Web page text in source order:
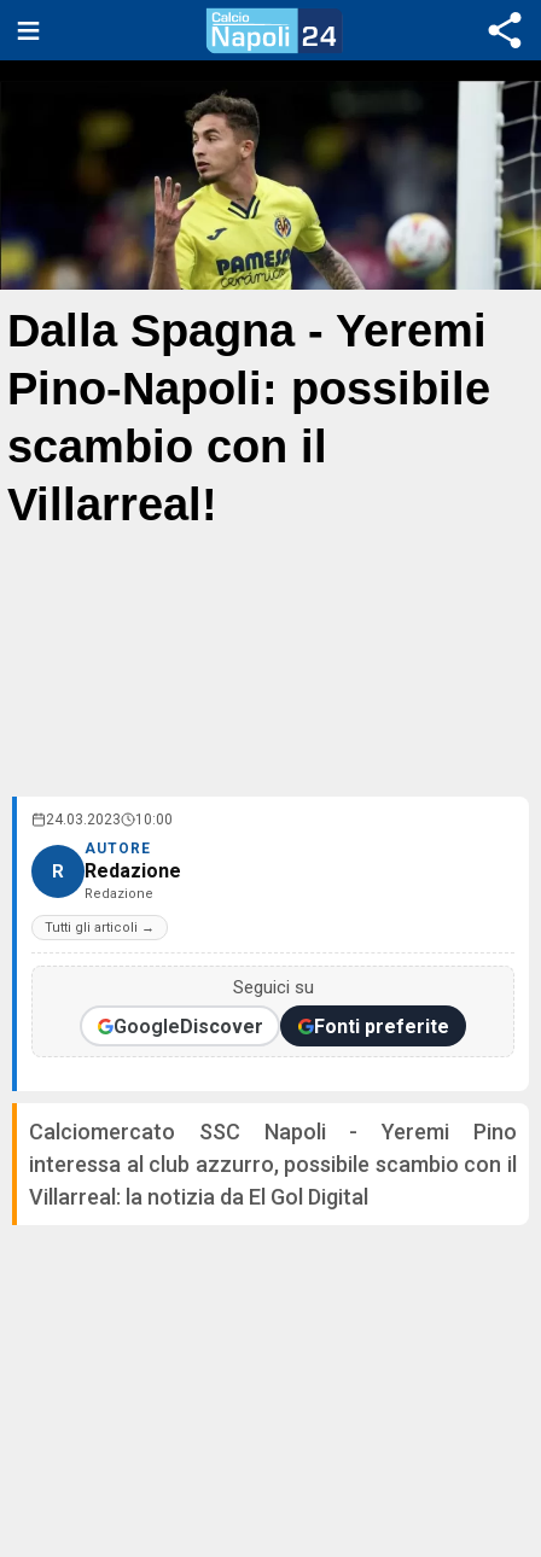
Dalla Spagna - Yeremi
Pino-Napoli: possibile
scambio con il
Villarreal!
24.03.2023 10:00
R
AUTORE
Redazione
Redazione
Tutti gli articoli →
Seguici su
GoogleDiscover Fonti preferite
Calciomercato SSC Napoli - Yeremi Pino
interessa al club azzurro, possibile scambio con il
Villarreal: la notizia da El Gol Digital